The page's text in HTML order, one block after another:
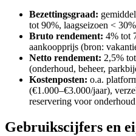
Bezettingsgraad:
tot 90%, laagseizoen <
Bruto rendement: 4% tot
aankoopprijs (bron:
Netto rendement: 2,5%
(onderhoud, beheer,
Kostenposten: o.a.
(€1.000–€3.000/jaar),
reservering voor
Gebruikscijfers en